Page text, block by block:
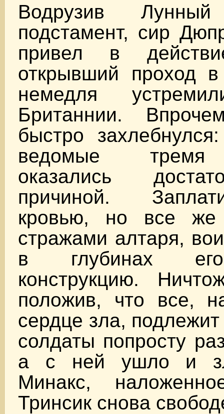
Водрузив
подстамент, сир
привел в
открывший проход
немедля
Британнии.
быстро
ведомые тремя
оказались
причиной.
кровью, но все же
стражами алтаря,
в глубинах
конструкцию.
положив, что все,
сердце зла,
солдаты попросту
а с ней ушло и
Минакс,
Тринсик снова